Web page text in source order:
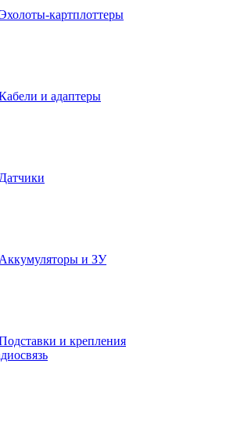
картплоттеры
и адаптеры
Датчики
Аккумуляторы и ЗУ
и крепления